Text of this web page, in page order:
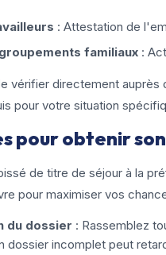
: Attestation de
familiaux :
vérifier directement auprès
pour votre situation
pour obtenir
de titre de séjour à la
pour maximiser vos
du dossier : Rassemblez
dossier incomplet peut